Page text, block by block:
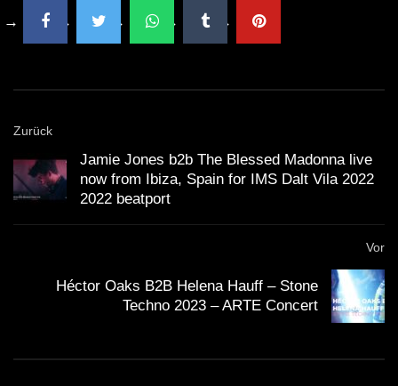
Zurück
Jamie Jones b2b The Blessed Madonna live
now from Ibiza, Spain for IMS Dalt Vila 2022
2022 beatport
Vor
Héctor Oaks B2B Helena Hauff – Stone
Techno 2023 – ARTE Concert